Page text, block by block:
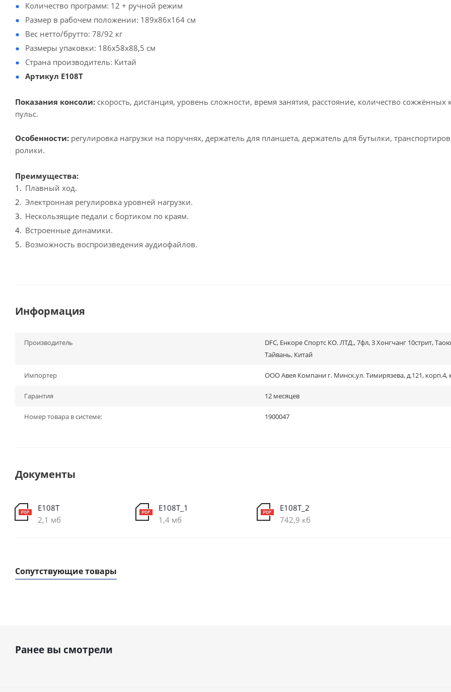
Количество программ: 12 + ручной режим
Размер в рабочем положении: 189x86x164 см
Вес нетто/брутто: 78/92 кг
Размеры упаковки: 186x58x88,5 см
Страна производитель: Китай
Артикул E108T
Показания консоли: скорость, дистанция, уровень сложности, время занятия, расстояние, количество сожжённых
пульс.
Особенности: регулировка нагрузки на поручнях, держатель для планшета, держатель для бутылки,
ролики.
Преимущества:
Плавный ход.
Электронная регулировка уровней нагрузки.
Нескользящие педали с бортиком по краям.
Встроенные динамики.
Возможность воспроизведения аудиофайлов.
Информация
Производитель
DFC, Енкоре Спортс КО. ЛТД., 7фл, 3 Хонгчанг 10стрит,
Тайвань, Китай
Импортер ООО Авея Компани г. Минск,ул. Тимирязева, д.121, корп.4,
Гарантия 12 месяцев
Номер товара в системе: 1900047
Документы
E108T
2,1 мб
E108T_1
1,4 мб
E108T_2
742,9 кб
Сопутствующие товары
Ранее вы смотрели